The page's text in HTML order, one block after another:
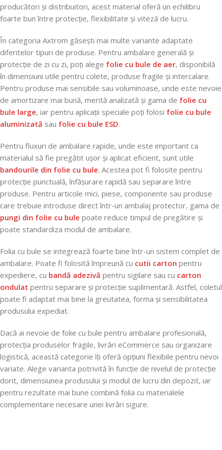
producători și distribuitori, acest material oferă un echilibru
foarte bun între protecție, flexibilitate și viteză de lucru.
În categoria Axtrom găsești mai multe variante adaptate
diferitelor tipuri de produse. Pentru ambalare generală și
protecție de zi cu zi, poți alege folie cu bule de aer, disponibilă
în dimensiuni utile pentru colete, produse fragile și intercalare.
Pentru produse mai sensibile sau voluminoase, unde este nevoie
de amortizare mai bună, merită analizată și gama de folie cu
bule large, iar pentru aplicații speciale poți folosi folie cu bule
aluminizată sau folie cu bule ESD.
Pentru fluxuri de ambalare rapide, unde este important ca
materialul să fie pregătit ușor și aplicat eficient, sunt utile
bandourile din folie cu bule. Acestea pot fi folosite pentru
protecție punctuală, înfășurare rapidă sau separare între
produse. Pentru articole mici, piese, componente sau produse
care trebuie introduse direct într-un ambalaj protector, gama de
pungi din folie cu bule poate reduce timpul de pregătire și
poate standardiza modul de ambalare.
Folia cu bule se integrează foarte bine într-un sistem complet de
ambalare. Poate fi folosită împreună cu cutii carton pentru
expediere, cu bandă adezivă pentru sigilare sau cu carton
ondulat pentru separare și protecție suplimentară. Astfel, coletul
poate fi adaptat mai bine la greutatea, forma și sensibilitatea
produsului expediat.
Dacă ai nevoie de folie cu bule pentru ambalare profesională,
protecția produselor fragile, livrări eCommerce sau organizare
logistică, această categorie îți oferă opțiuni flexibile pentru nevoi
variate. Alege varianta potrivită în funcție de nivelul de protecție
dorit, dimensiunea produsului și modul de lucru din depozit, iar
pentru rezultate mai bune combină folia cu materialele
complementare necesare unei livrări sigure.